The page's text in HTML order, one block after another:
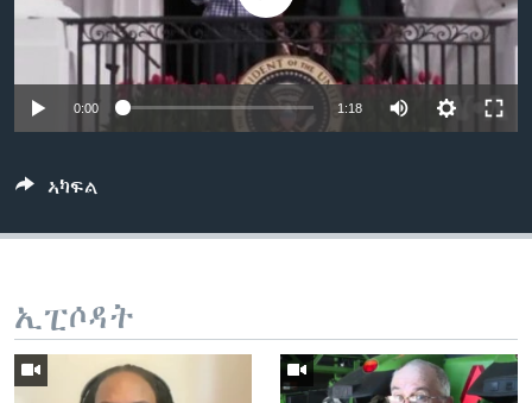
ቂሔ ጽልሚ
ቋንቋታት
0:00 1:18
ኣካፍል
ኢፒሶዳት